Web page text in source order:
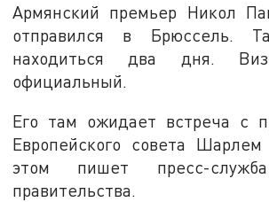
Армянский премьер Никол
отправился в Брюссель.
находиться два дня.
официальный.
Его там ожидает встреча с
Европейского совета
этом пишет пресс-служба
правительства.